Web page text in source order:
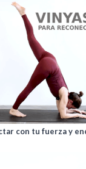
con tu fuerza y